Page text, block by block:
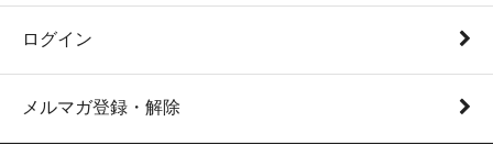
ログイン
メルマガ登録・解除